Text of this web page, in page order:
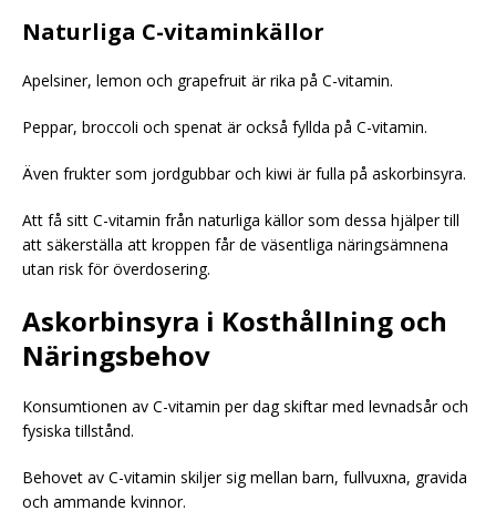
Naturliga C-vitaminkällor
Apelsiner, lemon och grapefruit är rika på C-vitamin.
Peppar, broccoli och spenat är också fyllda på C-vitamin.
Även frukter som jordgubbar och kiwi är fulla på askorbinsyra.
Att få sitt C-vitamin från naturliga källor som dessa hjälper till
att säkerställa att kroppen får de väsentliga näringsämnena
utan risk för överdosering.
Askorbinsyra i Kosthållning och
Näringsbehov
Konsumtionen av C-vitamin per dag skiftar med levnadsår och
fysiska tillstånd.
Behovet av C-vitamin skiljer sig mellan barn, fullvuxna, gravida
och ammande kvinnor.